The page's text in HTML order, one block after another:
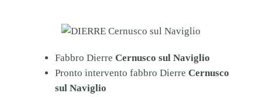
Fabbro Dierre Cernusco sul Naviglio
Pronto intervento fabbro Dierre Cernusco
sul Naviglio